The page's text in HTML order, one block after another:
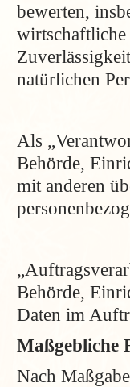
bewerten,
wirtschaftliche
natürlichen
Als
Behörde,
mit anderen
Behörde,
Daten im
Maßgebliche
Nach